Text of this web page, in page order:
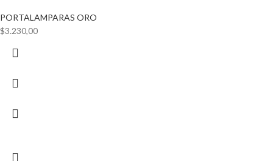
PORTALAMPARAS ORO
$3.230,00